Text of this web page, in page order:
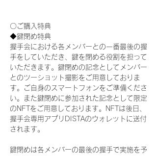
〇ご購入特典
◆鍵閉め特典
握手会における各メンバーとの一番最後の握
手をしていただき、鍵を閉める役割を担って
いただきます。鍵閉めの記念としてメンバー
とのツーショット撮影をご用意しておりま
す。ご自身のスマートフォンをご準備くださ
い。また鍵閉めに参加された記念として限定
のNFTをご用意しております。NFTは後日、
握手会専用アプリDISTAのウォレットに送付
されます。
鍵閉めは各メンバーの最後の握手で実施を予